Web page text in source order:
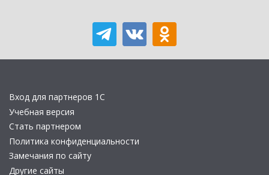
Вход для партнеров 1С
Учебная версия
Стать партнером
Политика конфиденциальности
Замечания по сайту
Другие сайты